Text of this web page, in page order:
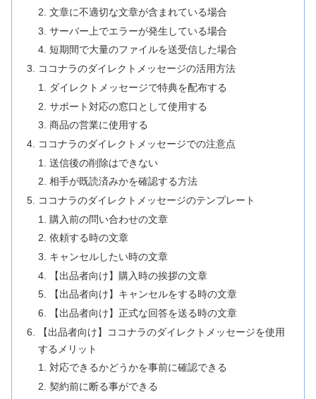
文章に不適切な文章が含まれている場合
サーバー上でエラーが発生している場合
短期間で大量のファイルを送受信した場合
ココナラのダイレクトメッセージの活用方法
ダイレクトメッセージで特典を配布する
サポート対応の窓口として使用する
商品の営業に使用する
ココナラのダイレクトメッセージでの注意点
送信後の削除はできない
相手が既読済みかを確認する方法
ココナラのダイレクトメッセージのテンプレート
購入前の問い合わせの文章
依頼する時の文章
キャンセルしたい時の文章
【出品者向け】購入時の挨拶の文章
【出品者向け】キャンセルをする時の文章
【出品者向け】正式な回答を送る時の文章
【出品者向け】ココナラのダイレクトメッセージを使用
するメリット
対応できるかどうかを事前に確認できる
契約前に断る事ができる